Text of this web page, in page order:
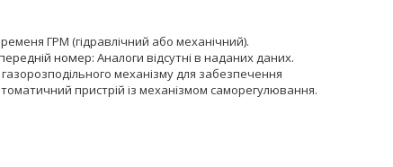
ГРМ (гідравлічний або механічний).
номер: Аналоги відсутні в наданих даних.
механізму для забезпечення
пристрій із механізмом саморегулювання.